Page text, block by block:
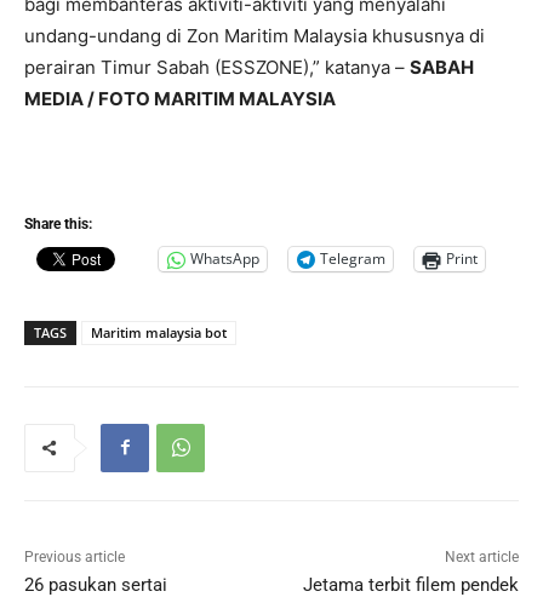
undang-undang di Zon Maritim Malaysia khususnya di
perairan Timur Sabah (ESSZONE),” katanya – SABAH
MEDIA / FOTO MARITIM MALAYSIA
Share this:
WhatsApp Telegram Print
TAGS Maritim malaysia bot
Previous article
26 pasukan sertai
Next article
Jetama terbit filem pendek